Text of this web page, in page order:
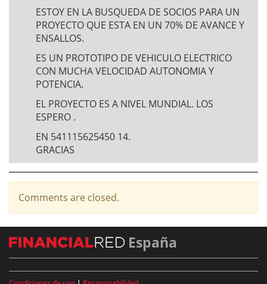
ESTOY EN LA BUSQUEDA DE SOCIOS PARA UN
PROYECTO QUE ESTA EN UN 70% DE AVANCE Y
ENSALLOS.
ES UN PROTOTIPO DE VEHICULO ELECTRICO
CON MUCHA VELOCIDAD AUTONOMIA Y
POTENCIA.
EL PROYECTO ES A NIVEL MUNDIAL. LOS
ESPERO .
EN 541115625450 14.
GRACIAS
Comments are closed.
España